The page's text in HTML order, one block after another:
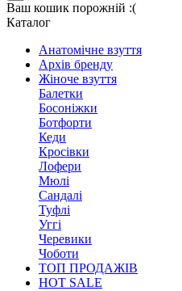
Ваш кошик порожній :(
Каталог
Анатомічне взуття
Архів бренду
Жіноче взуття
Балетки
Босоніжки
Ботфорти
Кеди
Кросівки
Лофери
Мюлі
Сандалі
Туфлі
Уггі
Черевики
Чоботи
ТОП ПРОДАЖІВ
HOT SALE